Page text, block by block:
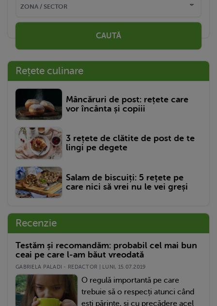
CAUTĂ
Rețete culinare
Mâncăruri de post: rețete care
vor încânta și copiii
3 rețete de clătite de post de te
lingi pe degete
Salam de biscuiți: 5 rețete pe
care nici să vrei nu le vei greși
Recenzie
Testăm și recomandăm: probabil cel mai bun
ceai pe care l-am băut vreodată
GABRIELA PALADI - REDACTOR | LUNI, 15.07.2019
O regulă importantă pe care
trebuie să o respecți atunci când
ești părinte, și cu precădere acel